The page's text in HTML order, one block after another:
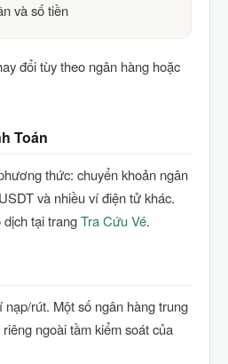
và số tiền
đổi tùy theo ngân hàng hoặc
Toán
thức: chuyển khoản ngân
và nhiều ví điện tử khác.
tại trangTra Cứu Vé.
rút. Một số ngân hàng trung
ngoài tầm kiểm soát của